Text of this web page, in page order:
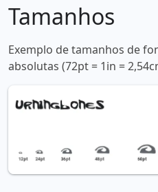
Tamanhos
Exemplo de tamanhos de
absolutas (72pt = 1in =